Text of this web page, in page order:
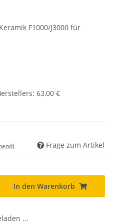
F1000/J3000 für
: 63,00 €
Frage zum Artikel
In den Warenkorb
...